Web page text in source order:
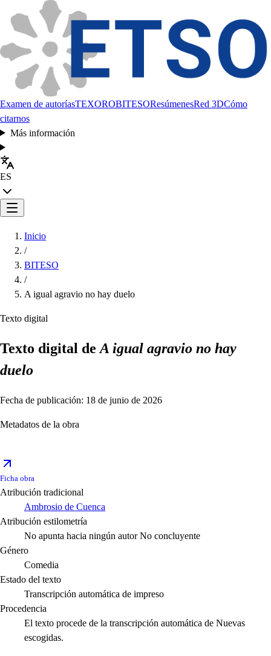
Examen de autoríasTEXOROBITESOResúmenesRed 3DCómo
citarnos
Más información
ES
Inicio
/
BITESO
/
A igual agravio no hay duelo
Texto digital
Texto digital deA igual agravio no hay
duelo
Fecha de publicación: 18 de junio de 2026
Metadatos de la obra
Ficha obra
Atribución tradicional
Ambrosio de Cuenca
Atribución estilometría
No apunta hacia ningún autor No concluyente
Género
Comedia
Estado del texto
Transcripción automática de impreso
Procedencia
El texto procede de la transcripción automática de Nuevas
escogidas.